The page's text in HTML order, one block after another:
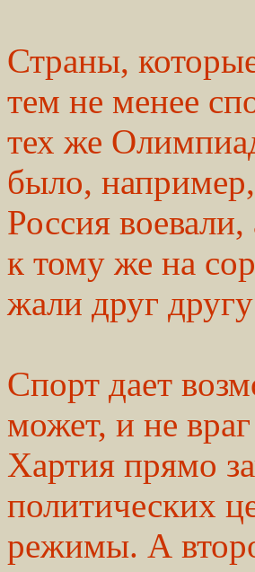
Страны,
тем не менее
тех же
было,
Россия
к тому же на
жали друг
Спорт дает
может, и не
Хартия прямо
политических
режимы. А